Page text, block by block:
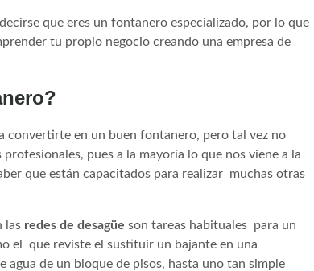
que eres un fontanero especializado, por lo que
tu propio negocio creando una empresa de
convertirte en un buen fontanero, pero tal vez no
pues a la mayoría lo que nos viene a la
que están capacitados para realizar muchas otras
las redes de desagüe son tareas habituales para un
el que reviste el sustituir un bajante en una
de un bloque de pisos, hasta uno tan simple